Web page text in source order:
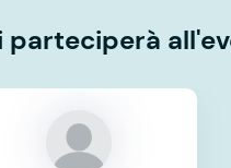
parteciperà